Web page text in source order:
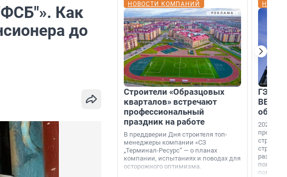
Как
до
НОВОСТИ КОМПАНИЙ
Строители «Образцовых
кварталов» встречают
профессиональный
праздник на работе
В преддверии Дня строителя топ-
менеджеры компании «СЗ
„Терминал-Ресурс“ — о планах
компании, испытаниях и поводах для
осторожного оптимизма.
ГЭС,
ВВП: в
об
2026-й —
раз. В